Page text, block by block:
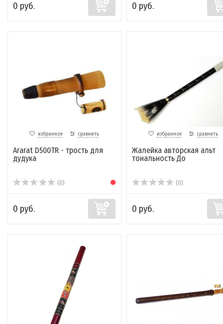
0 руб. 0 руб.
избранное сравнить
Ararat D500TR - трость для
дудука
(0)
0 руб.
избранное сравнить
Жалейка авторская альт
тональность До
(0)
0 руб.